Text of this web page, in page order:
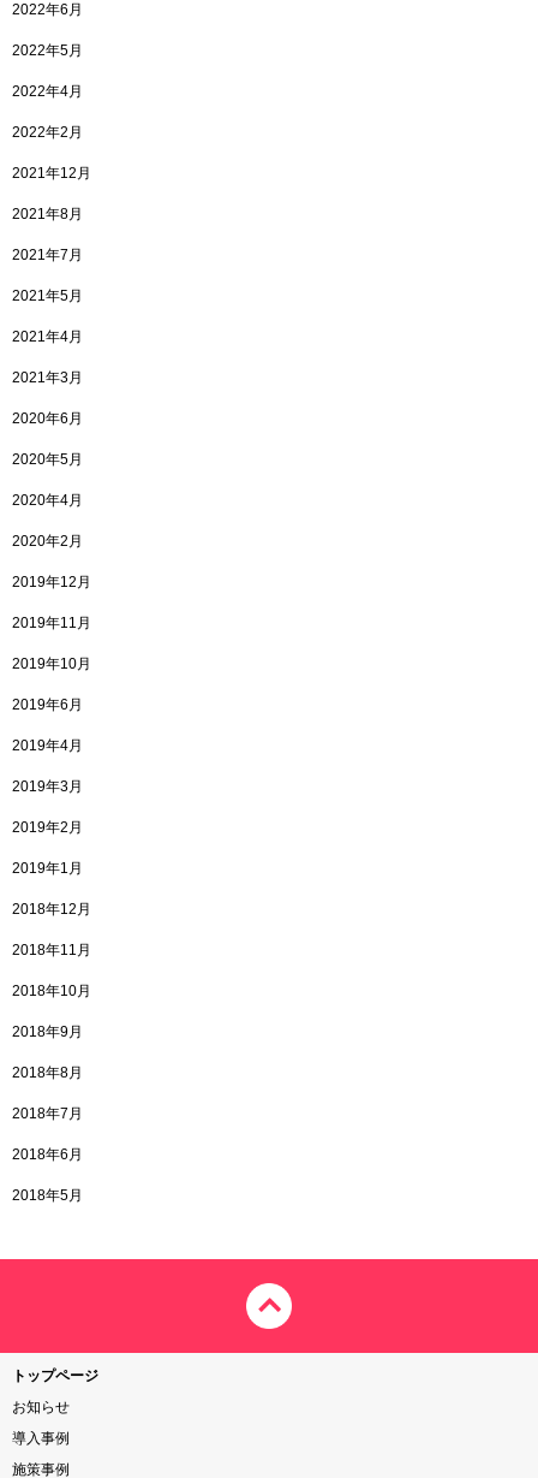
2022年6月
2022年5月
2022年4月
2022年2月
2021年12月
2021年8月
2021年7月
2021年5月
2021年4月
2021年3月
2020年6月
2020年5月
2020年4月
2020年2月
2019年12月
2019年11月
2019年10月
2019年6月
2019年4月
2019年3月
2019年2月
2019年1月
2018年12月
2018年11月
2018年10月
2018年9月
2018年8月
2018年7月
2018年6月
2018年5月
トップページ
お知らせ
導入事例
施策事例